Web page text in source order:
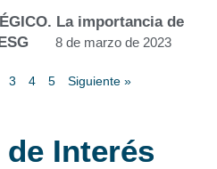
La importancia de
8 de marzo de 2023
3 4 5 Siguiente »
Interés